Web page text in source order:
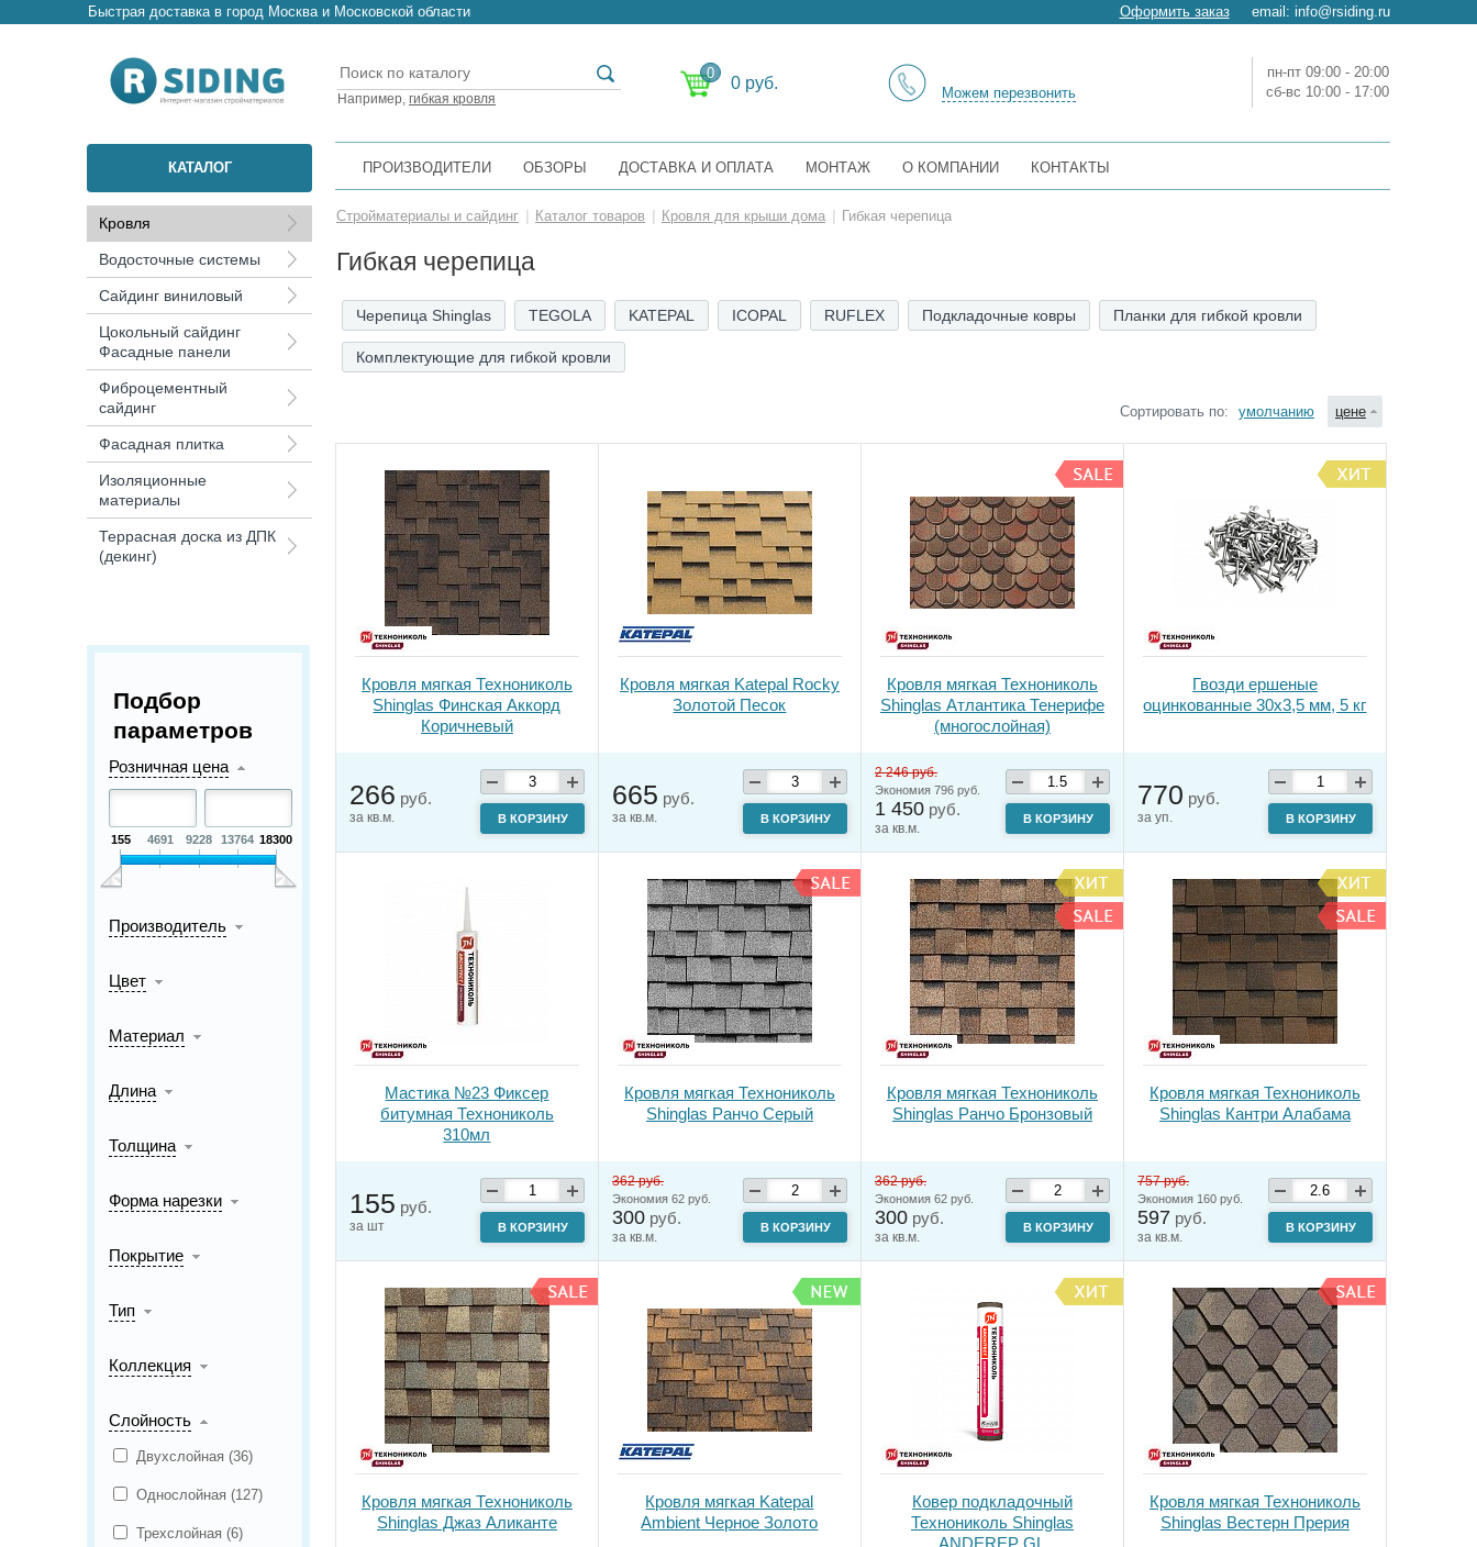
Быстрая доставка в город Москва и Московской области email: info@rsiding.ru
Оформить заказ
Например, гибкая кровля Можем перезвонить
пн-пт 09:00 - 20:00
сб-вс 10:00 - 17:00
КАТАЛОГ ПРОИЗВОДИТЕЛИ ОБЗОРЫ ДОСТАВКА И ОПЛАТА МОНТАЖ О КОМПАНИИ КОНТАКТЫ
Кровля
Водосточные системы
Сайдинг виниловый
Цокольный сайдинг
Фасадные панели
Фиброцементный
сайдинг
Фасадная плитка
Изоляционные
материалы
Террасная доска из ДПК
(декинг)
Подбор
параметров
Розничная цена
155 4691 9228 13764 18300
Производитель
Цвет
Материал
Длина
Толщина
Форма нарезки
Покрытие
Тип
Коллекция
Слойность
Двухслойная (36)
Однослойная (127)
Трехслойная (6)
Стройматериалы и сайдинг Каталог товаров Кровля для крыши дома Гибкая черепица
Гибкая черепица
Черепица Shinglas TEGOLA KATEPAL ICOPAL RUFLEX Подкладочные ковры Планки для гибкой кровли
Комплектующие для гибкой кровли
Сортировать по: умолчанию цене
Кровля мягкая Технониколь
Shinglas Финская Аккорд
Коричневый
266 руб.
за кв.м. В КОРЗИНУ
Кровля мягкая Katepal Rocky
Золотой Песок
665 руб.
за кв.м. В КОРЗИНУ
Кровля мягкая Технониколь
Shinglas Атлантика Тенерифе
(многослойная)
2 246 руб.
Экономия 796 руб.
1 450 руб.
за кв.м.
В КОРЗИНУ
Гвозди ершеные
оцинкованные 30х3,5 мм, 5 кг
770 руб.
за уп. В КОРЗИНУ
Мастика №23 Фиксер
битумная Технониколь
310мл
155 руб.
за шт В КОРЗИНУ
Кровля мягкая Технониколь
Shinglas Ранчо Серый
362 руб.
Экономия 62 руб.
300 руб.
за кв.м.
В КОРЗИНУ
Кровля мягкая Технониколь
Shinglas Ранчо Бронзовый
362 руб.
Экономия 62 руб.
300 руб.
за кв.м.
В КОРЗИНУ
Кровля мягкая Технониколь
Shinglas Кантри Алабама
757 руб.
Экономия 160 руб.
597 руб.
за кв.м.
В КОРЗИНУ
Кровля мягкая Технониколь
Shinglas Джаз Аликанте
Кровля мягкая Katepal
Ambient Черное Золото
Ковер подкладочный
Технониколь Shinglas
ANDEREP GL
Кровля мягкая Технониколь
Shinglas Вестерн Прерия
0
0 руб.